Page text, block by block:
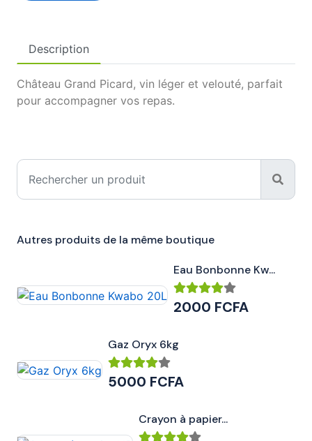
Description
Château Grand Picard, vin léger et velouté, parfait
pour accompagner vos repas.
Autres produits de la même boutique
Eau Bonbonne Kw...
2000 FCFA
Gaz Oryx 6kg
5000 FCFA
Crayon à papier...